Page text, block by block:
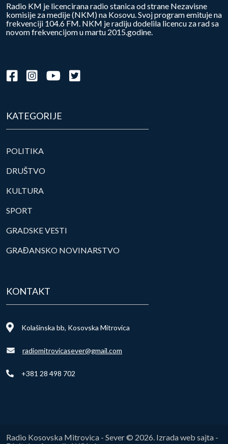
Radio KM je licencirana radio stanica od strane Nezavisne
komisije za medije (NKM) na Kosovu. Svoj program emituje na
frekvenciji 104.6 FM. NKM je radiju dodelila licencu za rad sa
novom frekvencijom u martu 2015.godine.
KATEGORIJE
POLITIKA
DRUŠTVO
KULTURA
SPORT
GRADSKE VESTI
GRAĐANSKO NOVINARSTVO
KONTAKT
Kolašinska bb, Kosovska Mitrovica
radiomitrovicasever@gmail.com
+381 28 498 702
Radio Kosovska Mitrovica - Sever © 2026. Izrada web sajta -